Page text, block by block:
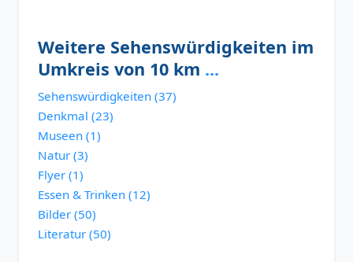
Weitere Sehenswürdigkeiten im
Umkreis von 10 km ...
Sehenswürdigkeiten (37)
Denkmal (23)
Museen (1)
Natur (3)
Flyer (1)
Essen & Trinken (12)
Bilder (50)
Literatur (50)